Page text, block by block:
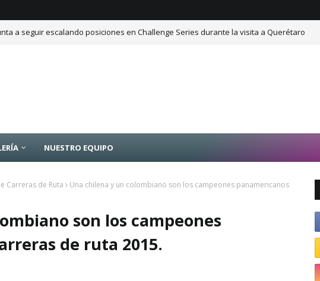
a seguir escalando posiciones en Challenge Series durante la visita a Querétaro
NUESTRO EQUIPO
Carreras de Ruta
Una chilena y un colombiano son los campeones panamericanos
son los campeones
de ruta 2015.